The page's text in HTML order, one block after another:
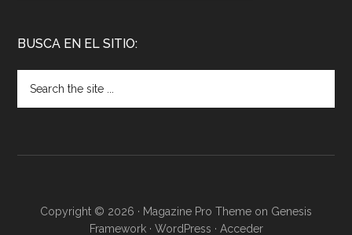
BUSCA EN EL SITIO:
Copyright © 2026 · Magazine Pro Theme on Genesis
Framework· WordPress · Acceder